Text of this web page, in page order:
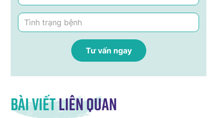
Bài viếtliên quan